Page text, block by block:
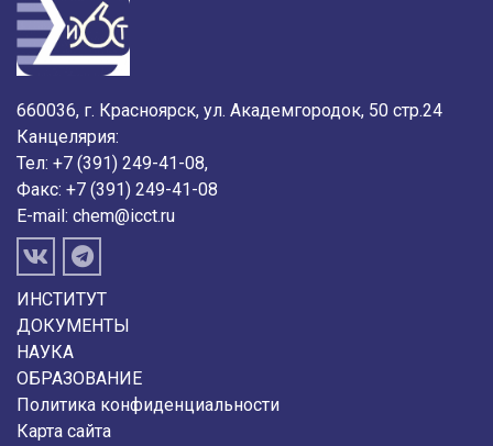
660036, г. Красноярск, ул. Академгородок, 50 стр.24
Канцелярия:
Тел: +7 (391) 249-41-08,
Факс: +7 (391) 249-41-08
E-mail: chem@icct.ru
ИНСТИТУТ
ДОКУМЕНТЫ
НАУКА
ОБРАЗОВАНИЕ
Политика конфиденциальности
Карта сайта